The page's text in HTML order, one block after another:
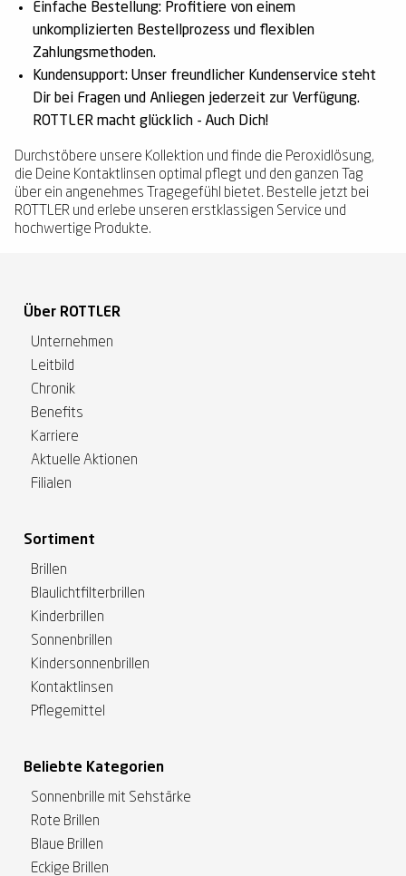
Einfache Bestellung: Profitiere von einem
unkomplizierten Bestellprozess und flexiblen
Zahlungsmethoden.
Kundensupport: Unser freundlicher Kundenservice steht
Dir bei Fragen und Anliegen jederzeit zur Verfügung.
ROTTLER macht glücklich - Auch Dich!
Durchstöbere unsere Kollektion und finde die Peroxidlösung,
die Deine Kontaktlinsen optimal pflegt und den ganzen Tag
über ein angenehmes Tragegefühl bietet. Bestelle jetzt bei
ROTTLER und erlebe unseren erstklassigen Service und
hochwertige Produkte.
Über ROTTLER
Unternehmen
Leitbild
Chronik
Benefits
Karriere
Aktuelle Aktionen
Filialen
Sortiment
Brillen
Blaulichtfilterbrillen
Kinderbrillen
Sonnenbrillen
Kindersonnenbrillen
Kontaktlinsen
Pflegemittel
Beliebte Kategorien
Sonnenbrille mit Sehstärke
Rote Brillen
Blaue Brillen
Eckige Brillen